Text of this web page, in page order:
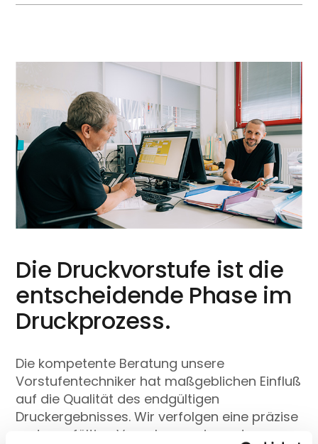
Die Druckvorstufe ist die
entscheidende Phase im
Druckprozess.
Die kompetente Beratung unsere
Vorstufentechniker hat maßgeblichen Einfluß
auf die Qualität des endgültigen
Druckergebnisses. Wir verfolgen eine präzise
und sorgfältige Vorgehensweise - dazu